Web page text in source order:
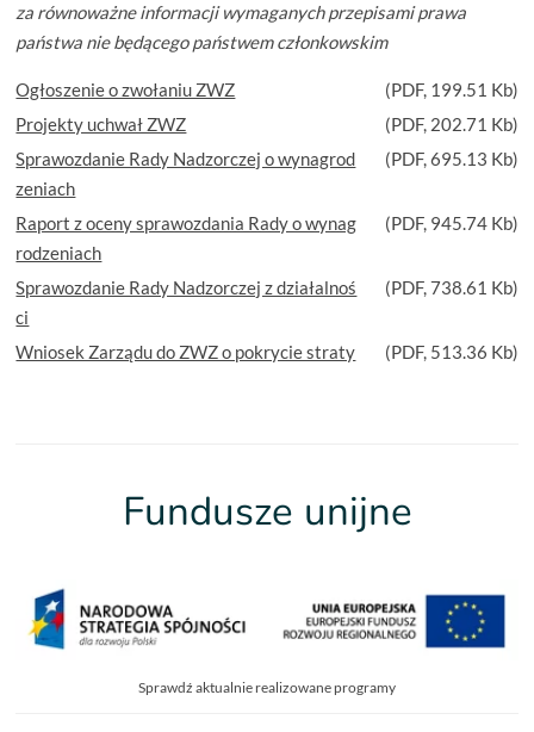
za równoważne informacji wymaganych przepisami prawa
państwa nie będącego państwem członkowskim
Ogłoszenie o zwołaniu ZWZ (PDF, 199.51 Kb)
Projekty uchwał ZWZ
(PDF, 202.71 Kb)
Sprawozdanie Rady Nadzorczej o wynagrod
zeniach
(PDF, 695.13 Kb)
Raport z oceny sprawozdania Rady o wynag
rodzeniach
(PDF, 945.74 Kb)
Sprawozdanie Rady Nadzorczej z działalnoś
ci
(PDF, 738.61 Kb)
Wniosek Zarządu do ZWZ o pokrycie straty (PDF, 513.36 Kb)
Fundusze unijne
Sprawdź aktualnie realizowane programy